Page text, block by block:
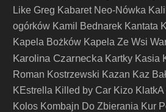
Like Greg Kabaret Neo-Nówka
ogórków Kamil Bednarek Kantata
Kapela Bożków Kapela Ze Wsi
Karolina Czarnecka Kartky Kasia
Roman Kostrzewski Kazan Kaz
KEstrella Killed by Car Kizo
Kolos Kombajn Do Zbierania Kur